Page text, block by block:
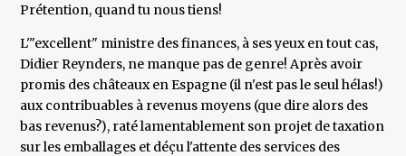
Prétention, quand tu nous tiens!
L'"excellent" ministre des finances, à ses yeux en tout cas,
Didier Reynders, ne manque pas de genre! Après avoir
promis des châteaux en Espagne (il n'est pas le seul hélas!)
aux contribuables à revenus moyens (que dire alors des
bas revenus?), raté lamentablement son projet de taxation
sur les emballages et déçu l'attente des services des